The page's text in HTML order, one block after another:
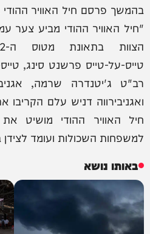
בהמשך פרסם חיל האוויר
"חיל האוויר ההודי מביע צער
טייס-על-טייס פרשנט סינג,
רב"ט ג'יטנדרה שרמה,
ואגניבירווה דניש עלם
חיל האוויר ההודי מושיט את
למשפחות השכולות ועומד
באותו נושא